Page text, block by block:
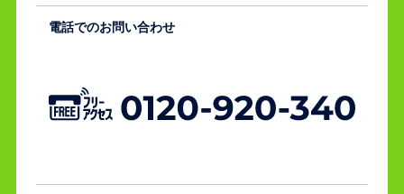
電話でのお問い合わせ